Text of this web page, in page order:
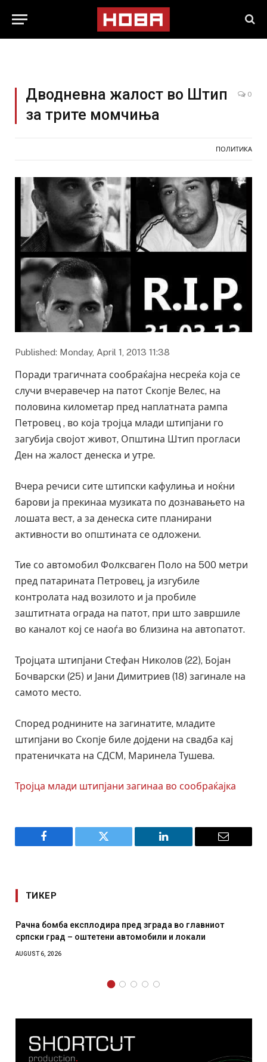
Дводневна жалост во Штип
за трите момчиња
0
ПОЛИТИКА
Published: Monday, April 1, 2013 11:38
Поради трагичната сообраќајна несреќа која се
случи вчеравечер на патот Скопје Велес, на
половина километар пред наплатната рампа
Петровец , во која тројца млади штипјани го
загубија својот живот, Општина Штип прогласи
Ден на жалост денеска и утре.
Вчера речиси сите штипски кафулиња и ноќни
барови ја прекинаа музиката по дознавањето на
лошата вест, а за денеска сите планирани
активности во општината се одложени.
Тие со автомобил Фолксваген Поло на 500 метри
пред патарината Петровец, ја изгубиле
контролата над возилото и ја пробиле
заштитната ограда на патот, при што завршиле
во каналот кој се наоѓа во близина на автопатот.
Тројцата штипјани Стефан Николов (22), Бојан
Бочварски (25) и Јани Димитриев (18) загинале на
самото место.
Според роднините на загинатите, младите
штипјани во Скопје биле дојдени на свадба кај
пратеничката на СДСМ, Маринела Тушева.
Тројца млади штипјани загинаа во сообраќајка
Facebook Twitter LinkedIn Email
ТИКЕР
Рачна бомба експлодира пред зграда во главниот
српски град – оштетени автомобили и локали
AUGUST 6, 2026